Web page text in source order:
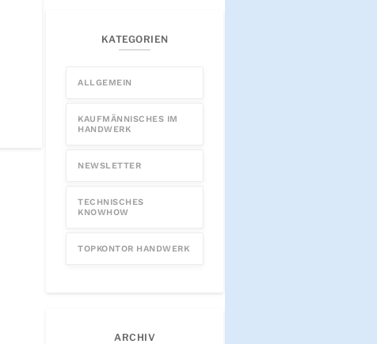
KATEGORIEN
ALLGEMEIN
KAUFMÄNNISCHES IM
HANDWERK
NEWSLETTER
TECHNISCHES
KNOWHOW
TOPKONTOR HANDWERK
ARCHIV